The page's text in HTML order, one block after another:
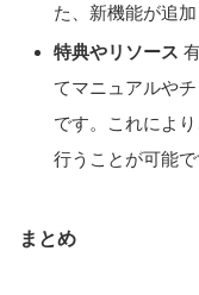
た、新機能が追
特典やリソース
てマニュアルや
です。これによ
行うことが可能で
まとめ